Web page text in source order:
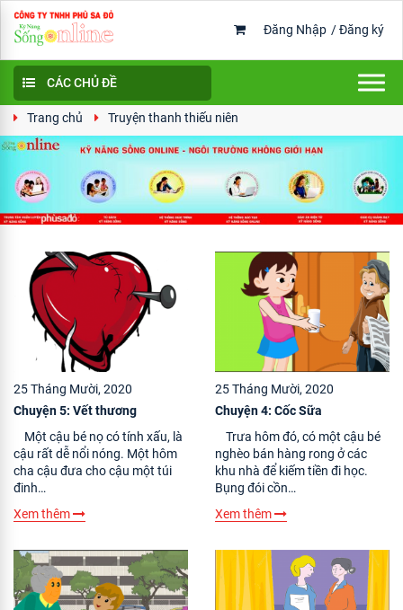
Đăng Nhập /Đăng ký
CÁC CHỦ ĐỀ
Trang chủ Truyện thanh thiếu niên
25 Tháng Mười, 2020
Chuyện 5: Vết thương
Một cậu bé nọ có tính xấu, là
cậu rất dễ nổi nóng. Một hôm
cha cậu đưa cho cậu một túi
đinh…
Xem thêm
25 Tháng Mười, 2020
Chuyện 4: Cốc Sữa
Trưa hôm đó, có một cậu bé
nghèo bán hàng rong ở các
khu nhà để kiếm tiền đi học.
Bụng đói cồn…
Xem thêm